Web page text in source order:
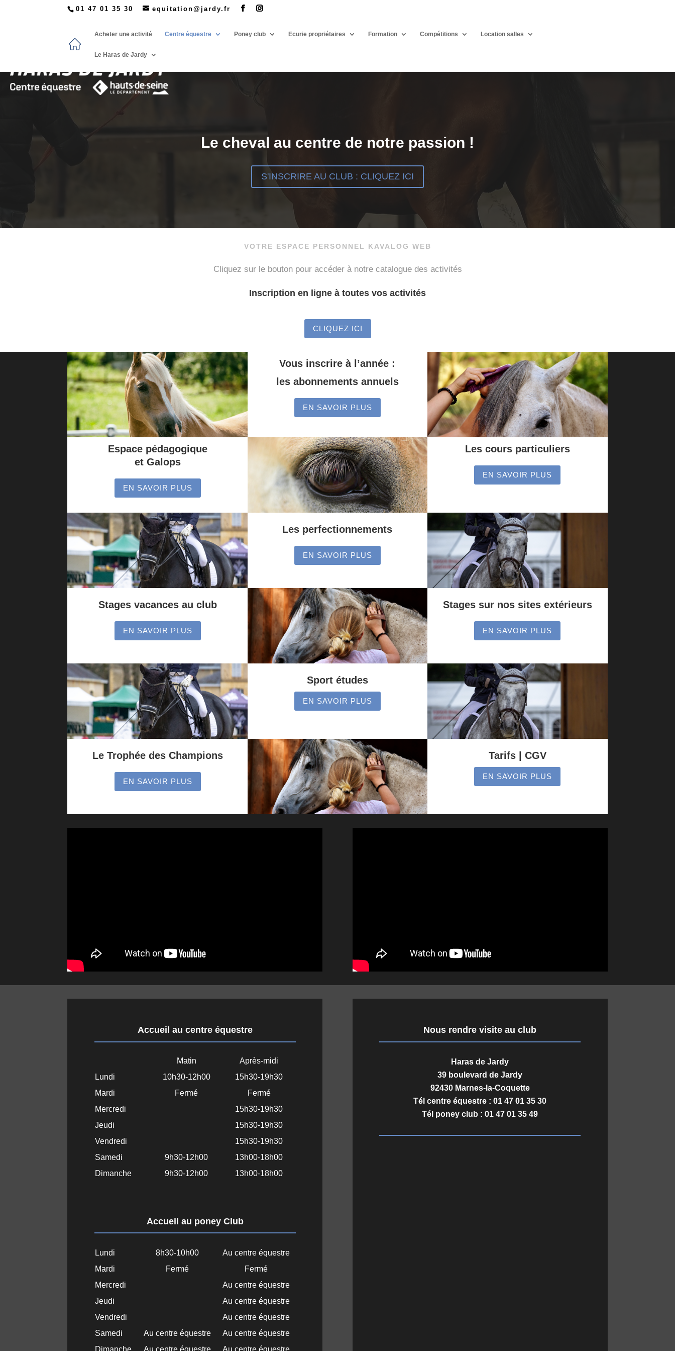
01 47 01 35 30 equitation@jardy.fr
Acheter une activité Centre équestre Poney club Ecurie propriétaires Formation Compétitions Location salles
Le Haras de Jardy
Le cheval au centre de notre passion !
S'INSCRIRE AU CLUB : CLIQUEZ ICI
VOTRE ESPACE PERSONNEL KAVALOG WEB
Cliquez sur le bouton pour accéder à notre catalogue des activités
Inscription en ligne à toutes vos activités
CLIQUEZ ICI
Vous inscrire à l’année :
les abonnements annuels
EN SAVOIR PLUS
Espace pédagogique
et Galops
EN SAVOIR PLUS
Les cours particuliers
EN SAVOIR PLUS
Les perfectionnements
EN SAVOIR PLUS
Stages vacances au club
EN SAVOIR PLUS
Stages sur nos sites extérieurs
EN SAVOIR PLUS
Sport études
EN SAVOIR PLUS
Le Trophée des Champions
EN SAVOIR PLUS
Tarifs | CGV
EN SAVOIR PLUS
Accueil au centre équestre
Matin
Après-midi
Lundi
10h30-12h00
15h30-19h30
Mardi
Fermé
Fermé
Mercredi
15h30-19h30
Jeudi
15h30-19h30
Vendredi
15h30-19h30
Samedi
9h30-12h00
13h00-18h00
Dimanche
9h30-12h00 13h00-18h00
Accueil au poney Club
Lundi 8h30-10h00
Au centre équestre
Mardi
Fermé
Fermé
Mercredi
Au centre équestre
Jeudi
Au centre équestre
Vendredi
Au centre équestre
Samedi
Au centre équestre
Au centre équestre
Dimanche
Au centre équestre Au centre équestre
Nous rendre visite au club
Haras de Jardy
39 boulevard de Jardy
92430 Marnes-la-Coquette
Tél centre équestre : 01 47 01 35 30
Tél poney club : 01 47 01 35 49